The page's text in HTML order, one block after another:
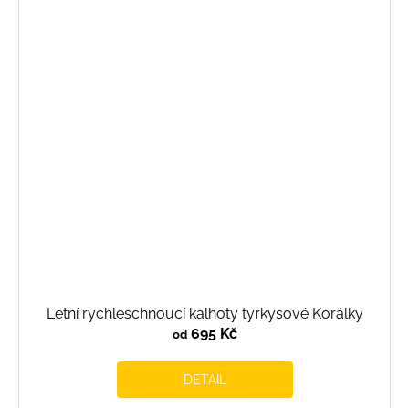
Letní rychleschnoucí kalhoty tyrkysové Korálky
od695 Kč
DETAIL